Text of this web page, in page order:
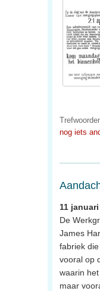
nog iets
11
De
James
fabriek
vooral op
waarin
maar